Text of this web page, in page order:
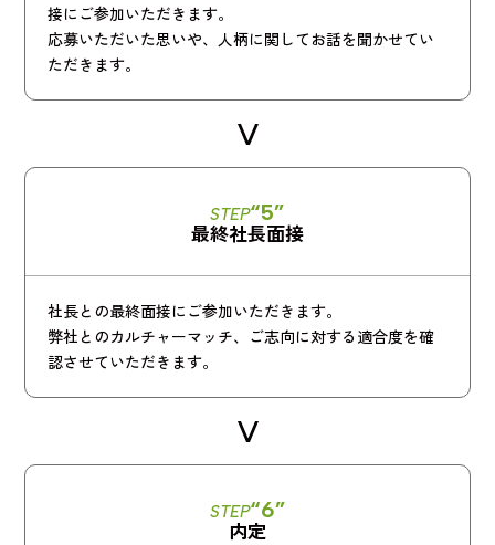
接にご参加いただきます。
応募いただいた思いや、人柄に関してお話を聞かせてい
ただきます。
最終社長面接
STEP“5”
社長との最終面接にご参加いただきます。
弊社とのカルチャーマッチ、ご志向に対する適合度を確
認させていただきます。
内定
STEP“6”